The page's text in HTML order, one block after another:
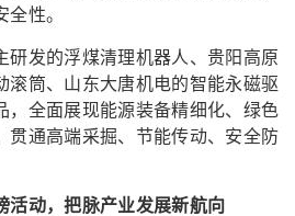
性。
研发的浮煤清理机器人、贵阳高原
滚筒、山东大唐机电的智能永磁驱
，全面展现能源装备精细化、绿色
贯通高端采掘、节能传动、安全防
活动，把脉产业发展新航向